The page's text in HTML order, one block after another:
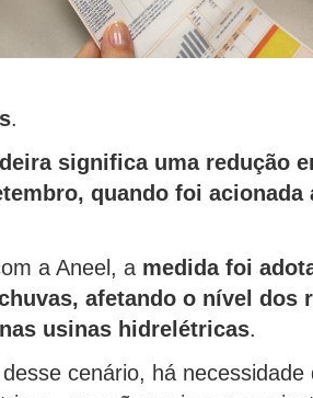
.
significa uma redução
quando foi acionada
a Aneel, a medida foi
afetando o nível dos
usinas hidrelétricas.
desse cenário, há